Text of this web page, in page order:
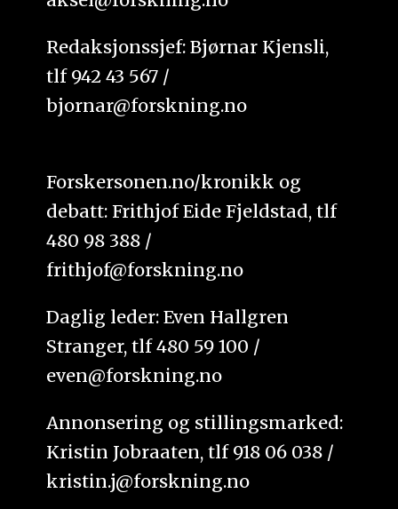
Redaksjonssjef: Bjørnar Kjensli,
tlf 942 43 567 /
bjornar@forskning.no
Forskersonen.no/kronikk og
debatt: Frithjof Eide Fjeldstad, tlf
480 98 388 /
frithjof@forskning.no
Daglig leder: Even Hallgren
Stranger, tlf 480 59 100 /
even@forskning.no
Annonsering og stillingsmarked:
Kristin Jobraaten, tlf 918 06 038 /
kristin.j@forskning.no